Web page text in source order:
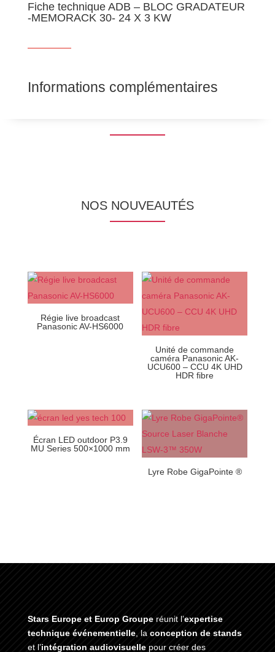
Fiche technique ADB – BLOC GRADATEUR
-MEMORACK 30- 24 X 3 KW
Informations complémentaires
NOS NOUVEAUTÉS
Régie live broadcast
Panasonic AV-HS6000
Unité de commande
caméra Panasonic AK-
UCU600 – CCU 4K UHD
HDR fibre
Écran LED outdoor P3.9
MU Series 500×1000 mm
Lyre Robe GigaPointe ®
Stars Europe et Europ Groupe réunit l’expertise
technique événementielle, la conception de stands
et l’intégration audiovisuellepour créer des